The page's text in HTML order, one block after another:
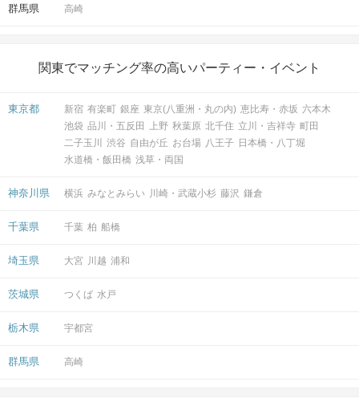
群馬県 高崎
関東でマッチング率の高いパーティー・イベント
東京都 新宿 有楽町 銀座 東京(八重洲・丸の内) 恵比寿・赤坂 六本木
池袋 品川・五反田 上野 秋葉原 北千住 立川・吉祥寺 町田
二子玉川
渋谷 自由が丘 お台場 八王子 日本橋・八丁堀
水道橋・飯田橋 浅草・両国
神奈川県 横浜 みなとみらい 川崎・武蔵小杉 藤沢 鎌倉
千葉県 千葉 柏 船橋
埼玉県 大宮 川越 浦和
茨城県 つくば 水戸
栃木県 宇都宮
群馬県 高崎